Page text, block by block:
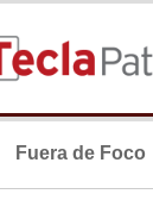
Fuera de Foco